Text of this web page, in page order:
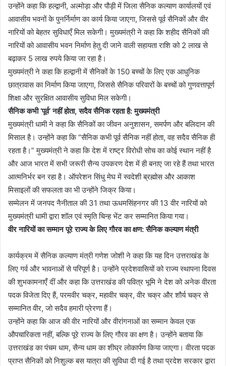
उन्होंने कहा कि हल्द्वानी, अल्मोड़ा और पौड़ी में जिला सैनिक कल्याण कार्यालयों एवं
आवासीय भवनों के पुनर्निर्माण का कार्य किया जाएगा, जिससे पूर्व सैनिकों और वीर
नारियों को बेहतर सुविधाएँ मिल सकेगी। मुख्यमंत्री ने कहा कि शहीद सैनिकों की
नारियों को आवासीय भवन निर्माण हेतु दी जाने वाली सहायता राशि को 2 लाख से
बढ़ाकर 5 लाख रुपये किया जा रहा है।
मुख्यमंत्री ने कहा कि हल्द्वानी में सैनिकों के 150 बच्चों के लिए एक आधुनिक
छात्रावास का निर्माण किया जाएगा, जिससे सैनिक परिवारों के बच्चों को गुणवत्तापूर्ण
शिक्षा और सुरक्षित आवासीय सुविधा मिल सकेगी।
सैनिक कभी ‘पूर्व’ नहीं होता, सदैव सैनिक रहता है: मुख्यमंत्री
मुख्यमंत्री धामी ने कहा कि सैनिकों का जीवन अनुशासन, समर्पण और बलिदान की
मिसाल है। उन्होंने कहा कि “सैनिक कभी पूर्व सैनिक नहीं होता, वह सदैव सैनिक ही
रहता है।” मुख्यमंत्री ने कहा कि देश में राष्ट्र विरोधी सोच का कोई स्थान नहीं है
और आज भारत में सभी जरूरी सैन्य उपकरण देश में ही बनाए जा रहे हैं तथा भारत
आत्मनिर्भर बन रहा है। ऑपरेशन सिंधु मेघ में स्वदेशी ब्रह्मोस और आकाश
मिसाइलों की सफलता का भी उन्होंने जिक्र किया।
सम्मेलन में जनपद नैनीताल की 31 तथा ऊधमसिंहनगर की 13 वीर नारियों को
मुख्यमंत्री धामी द्वारा शॉल एवं स्मृति चिन्ह भेंट कर सम्मानित किया गया।
वीर नारियों का सम्मान पूरे राज्य के लिए गौरव का क्षण: सैनिक कल्याण मंत्री
कार्यक्रम में सैनिक कल्याण मंत्री गणेश जोशी ने कहा कि यह दिन उत्तराखंड के
लिए गर्व और भावनाओं से परिपूर्ण है। उन्होंने प्रदेशवासियों को राज्य स्थापना दिवस
की शुभकामनाएँ दीं और कहा कि उत्तराखंड की पवित्र भूमि ने देश को अनेक वीरता
पदक विजेता दिए हैं, परमवीर चक्र, महावीर चक्र, वीर चक्र और शौर्य चक्र से
सम्मानित वीर, जो सदैव हमारी प्रेरणा हैं।
उन्होंने कहा कि आज की वीर नारियों और वीरांगनाओं का सम्मान केवल एक
औपचारिकता नहीं, बल्कि पूरे राज्य के लिए गौरव का क्षण है। उन्होंने बताया कि
उत्तराखंड का पंचम धाम, सैन्य धाम का शीघ्र लोकार्पण किया जाएगा। वीरता पदक
प्राप्त सैनिकों को निशुल्क बस यात्रा की सुविधा दी गई है तथा प्रदेश सरकार द्वारा